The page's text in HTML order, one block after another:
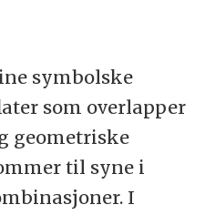
symbolske
som overlapper
geometriske
til syne i
I